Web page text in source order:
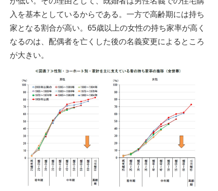
入を基本としているからである。一方で高齢期には持ち
家となる割合が高い。65歳以上の女性の持ち家率が高く
なるのは、配偶者を亡くした後の名義変更によるところ
が大きい。